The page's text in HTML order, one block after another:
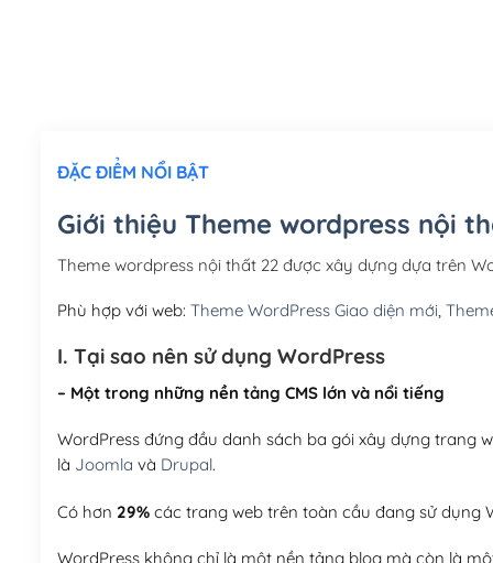
ĐẶC ĐIỂM NỔI BẬT
Giới thiệu Theme wordpress nội
Theme wordpress nội thất 22 được xây dựng dựa trên
Phù hợp với web: Theme WordPress Giao diện mới,
I. Tại sao nên sử dụng WordPress
– Một trong những nền tảng CMS lớn và nổi tiếng
WordPress đứng đầu danh sách ba gói xây dựng trang
là Joomla và Drupal.
Có hơn 29%các trang web trên toàn cầu đang sử dụng
WordPress không chỉ là một nền tảng blog mà còn là